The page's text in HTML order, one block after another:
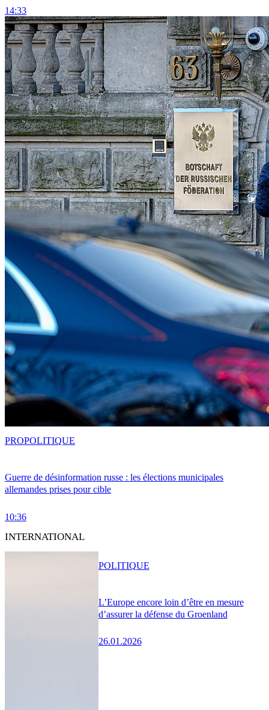
14:33
Guerre de désinformation russe : les élections municipales
allemandes prises pour cible
10:36
PROPOLITIQUE
INTERNATIONAL
L’Europe encore loin d’être en mesure
d’assurer la défense du Groenland
26.01.2026
POLITIQUE